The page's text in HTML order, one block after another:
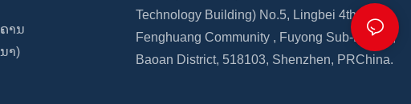
ານ
າ)
Technology Building)No.5, Lingbei 4th Road,
Fenghuang Community , Fuyong Sub-District,
Baoan District, 518103, Shenzhen, PRChina.